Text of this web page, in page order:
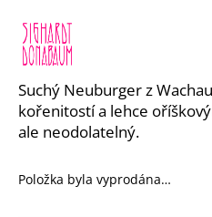
Suchý Neuburger z
kořenitostí a lehce
ale neodolatelný.
Položka byla vyprodána…
a
j
í
t
?